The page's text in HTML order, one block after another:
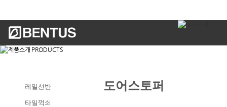
레일선반
타일꺽쇠
도어스토퍼